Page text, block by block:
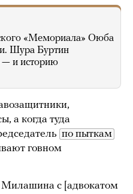
«Мемориала» Оюба
Шура Буртин
— и историю
а когда туда
по пыткам
говном
Милашина с [адвокатом